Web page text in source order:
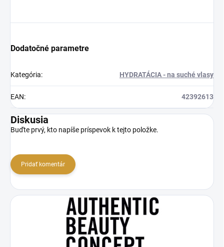
Dodatočné parametre
Kategória: HYDRATÁCIA - na suché vlasy
EAN: 42392613
Diskusia
Buďte prvý, kto napíše príspevok k tejto položke.
Pridať komentár